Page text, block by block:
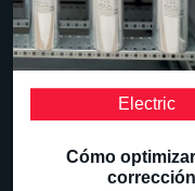
Electric
Cómo